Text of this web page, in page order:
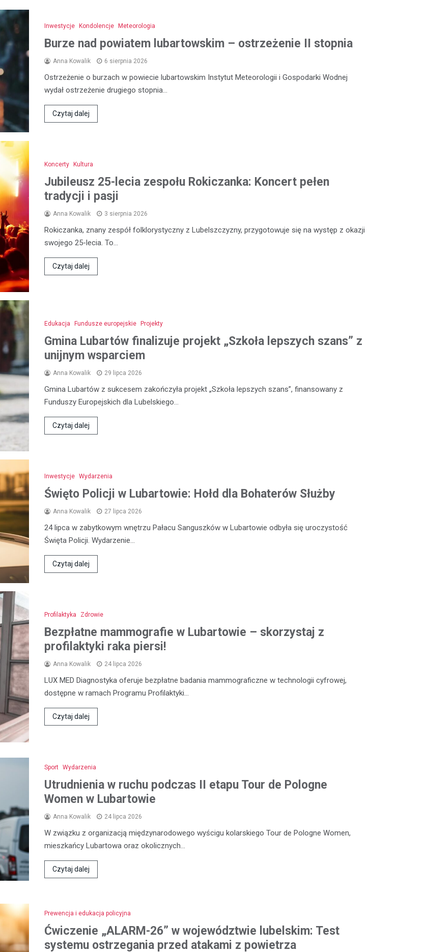
Inwestycje Kondolencje Meteorologia
Burze nad powiatem lubartowskim – ostrzeżenie II stopnia
Anna Kowalik 6 sierpnia 2026
Ostrzeżenie o burzach w powiecie lubartowskim Instytut Meteorologii i Gospodarki Wodnej
wydał ostrzeżenie drugiego stopnia…
Czytaj dalej
Koncerty Kultura
Jubileusz 25-lecia zespołu Rokiczanka: Koncert pełen
tradycji i pasji
Anna Kowalik 3 sierpnia 2026
Rokiczanka, znany zespół folklorystyczny z Lubelszczyzny, przygotowuje się na występ z okazji
swojego 25-lecia. To…
Czytaj dalej
Edukacja Fundusze europejskie Projekty
Gmina Lubartów finalizuje projekt „Szkoła lepszych szans” z
unijnym wsparciem
Anna Kowalik 29 lipca 2026
Gmina Lubartów z sukcesem zakończyła projekt „Szkoła lepszych szans”, finansowany z
Funduszy Europejskich dla Lubelskiego…
Czytaj dalej
Inwestycje Wydarzenia
Święto Policji w Lubartowie: Hołd dla Bohaterów Służby
Anna Kowalik 27 lipca 2026
24 lipca w zabytkowym wnętrzu Pałacu Sanguszków w Lubartowie odbyła się uroczystość
Święta Policji. Wydarzenie…
Czytaj dalej
Profilaktyka Zdrowie
Bezpłatne mammografie w Lubartowie – skorzystaj z
profilaktyki raka piersi!
Anna Kowalik 24 lipca 2026
LUX MED Diagnostyka oferuje bezpłatne badania mammograficzne w technologii cyfrowej,
dostępne w ramach Programu Profilaktyki…
Czytaj dalej
Sport Wydarzenia
Utrudnienia w ruchu podczas II etapu Tour de Pologne
Women w Lubartowie
Anna Kowalik 24 lipca 2026
W związku z organizacją międzynarodowego wyścigu kolarskiego Tour de Pologne Women,
mieszkańcy Lubartowa oraz okolicznych…
Czytaj dalej
Prewencja i edukacja policyjna
Ćwiczenie „ALARM-26” w województwie lubelskim: Test
systemu ostrzegania przed atakami z powietrza